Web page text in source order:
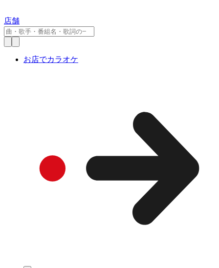
店舗
お店でカラオケ